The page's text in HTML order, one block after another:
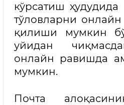
кўрсатиш
тўловларни
қилиши мумкин
уйидан
онлайн равишда
мумкин.
Почта